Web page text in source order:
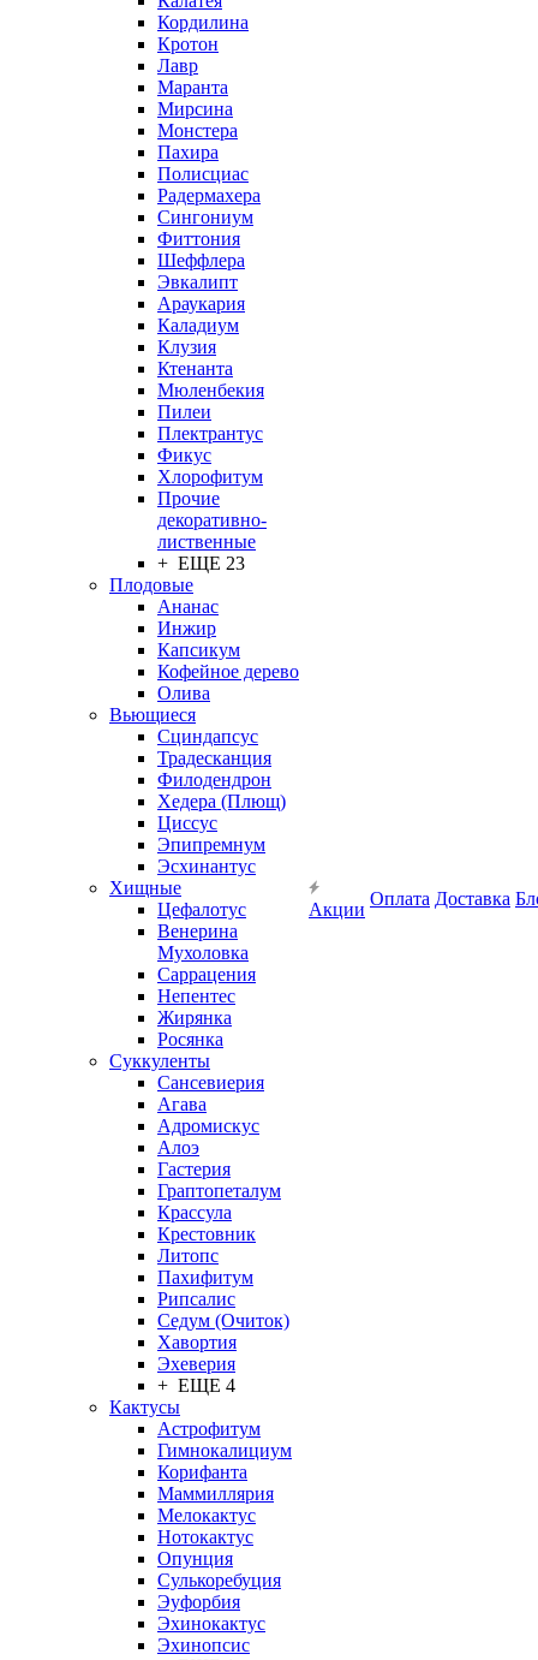
Кордилина
Кротон
Лавр
Маранта
Мирсина
Монстера
Пахира
Полисциас
Радермахера
Сингониум
Фиттония
Шеффлера
Эвкалипт
Араукария
Каладиум
Клузия
Ктенанта
Мюленбекия
Пилеи
Плектрантус
Фикус
Хлорофитум
Прочие
декоративно-
лиственные
+ ЕЩЕ 23
Плодовые
Ананас
Инжир
Капсикум
Кофейное дерево
Олива
Вьющиеся
Сциндапсус
Традесканция
Филодендрон
Хедера (Плющ)
Циссус
Эпипремнум
Эсхинантус
Хищные
Цефалотус
Венерина
Мухоловка
Саррацения
Непентес
Жирянка
Росянка
Суккуленты
Сансевиерия
Агава
Адромискус
Алоэ
Гастерия
Граптопеталум
Крассула
Крестовник
Литопс
Пахифитум
Рипсалис
Седум (Очиток)
Хавортия
Эхеверия
+ ЕЩЕ 4
Кактусы
Астрофитум
Гимнокалициум
Корифанта
Маммиллярия
Мелокактус
Нотокактус
Опунция
Сулькоребуция
Эуфорбия
Эхинокактус
Эхинопсис
Акции
Оплата Доставка